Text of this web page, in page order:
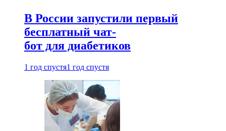
В России запустили первый
бесплатный чат-
бот для диабетиков
1 год спустя1 год спустя